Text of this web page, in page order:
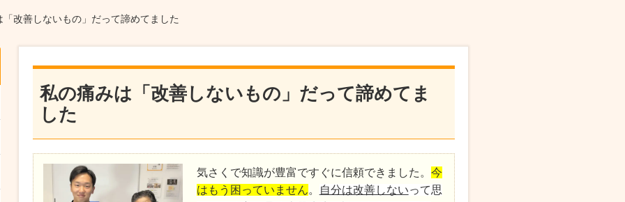
改善しないもの」だって諦めてました
私の痛みは「改善しないもの」だって諦めてま
した
気さくで知識が豊富ですぐに信頼できました。 今
はもう困っていません。 自分は改善しないって思